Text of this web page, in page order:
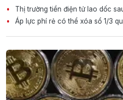
Thị trường tiền điện tử lao dốc
Áp lực phí rẻ có thể xóa sổ 1/3